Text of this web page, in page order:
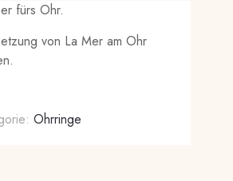
fürs Ohr.
von La Mer am Ohr
Ohrringe